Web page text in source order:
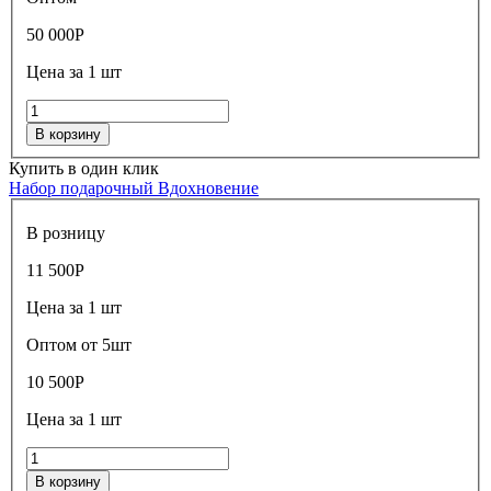
50 000Р
Цена за 1 шт
В корзину
Купить в один клик
Набор подарочный Вдохновение
В розницу
11 500Р
Цена за 1 шт
Оптом от 5шт
10 500Р
Цена за 1 шт
В корзину